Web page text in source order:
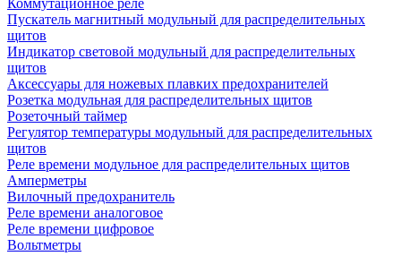
Коммутационное реле
Пускатель магнитный модульный для распределительных
щитов
Индикатор световой модульный для распределительных
щитов
Аксессуары для ножевых плавких предохранителей
Розетка модульная для распределительных щитов
Розеточный таймер
Регулятор температуры модульный для распределительных
щитов
Реле времени модульное для распределительных щитов
Амперметры
Вилочный предохранитель
Реле времени аналоговое
Реле времени цифровое
Вольтметры